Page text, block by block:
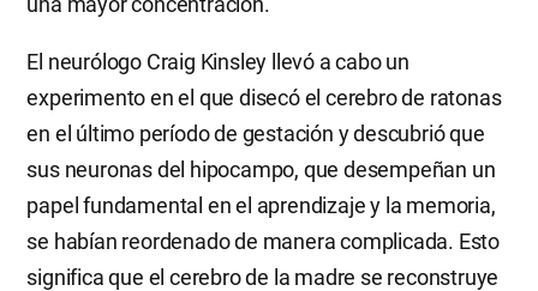
El neurólogo Craig Kinsley llevó a cabo un
experimento en el que disecó el cerebro de ratonas
en el último período de gestación y descubrió que
sus neuronas del hipocampo, que desempeñan un
papel fundamental en el aprendizaje y la memoria,
se habían reordenado de manera complicada. Esto
significa que el cerebro de la madre se reconstruye